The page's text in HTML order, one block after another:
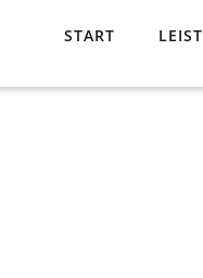
START